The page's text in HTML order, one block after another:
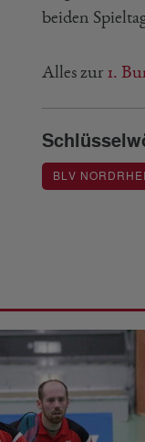
beiden
Alles zur 1.
BLV